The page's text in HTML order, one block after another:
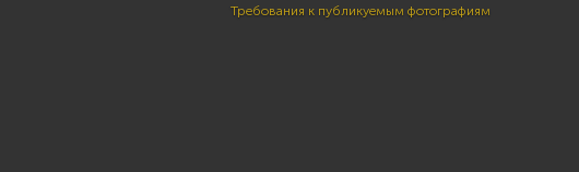
Требования к публикуемым фотографиям